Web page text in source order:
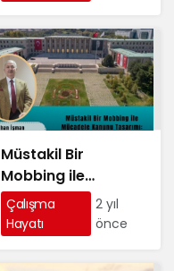
Müstakil Bir
Mobbing ile
Mücadele Kanunu
Tasarımı: Türkiye
İçin Bir Çerçeve
Çalışma
Hayatı
2 yıl
önce